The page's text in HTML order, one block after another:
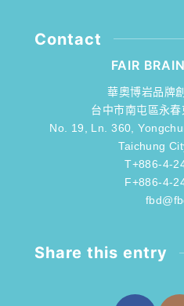
Contact
FAIR
華奧博岩品牌
台中市南屯區永
No. 19, Ln. 360,
Taichung
T+886-4-
F+886-4-
Share this entry